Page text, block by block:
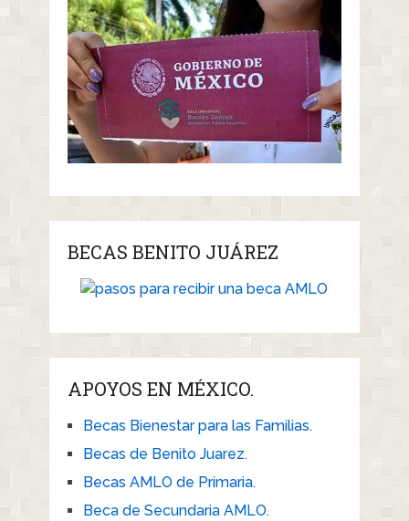
BECAS BENITO JUÁREZ
APOYOS EN MÉXICO.
Becas Bienestar para las Familias.
Becas de Benito Juarez.
Becas AMLO de Primaria.
Beca de Secundaria AMLO.